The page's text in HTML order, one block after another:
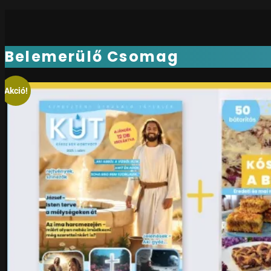
Belemerülő Csomag
Akció!